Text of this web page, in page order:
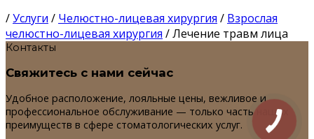
/Услуги / Челюстно-лицевая хирургия / Взрослая
челюстно-лицевая хирургия / Лечение травм лица
Контакты
Свяжитесь с нами сейчас
Удобное расположение, лояльные цены, вежливое и
профессиональное обслуживание — только часть наших
преимуществ в сфере стоматологических услуг.
КНОПКА
СВЯЗИ